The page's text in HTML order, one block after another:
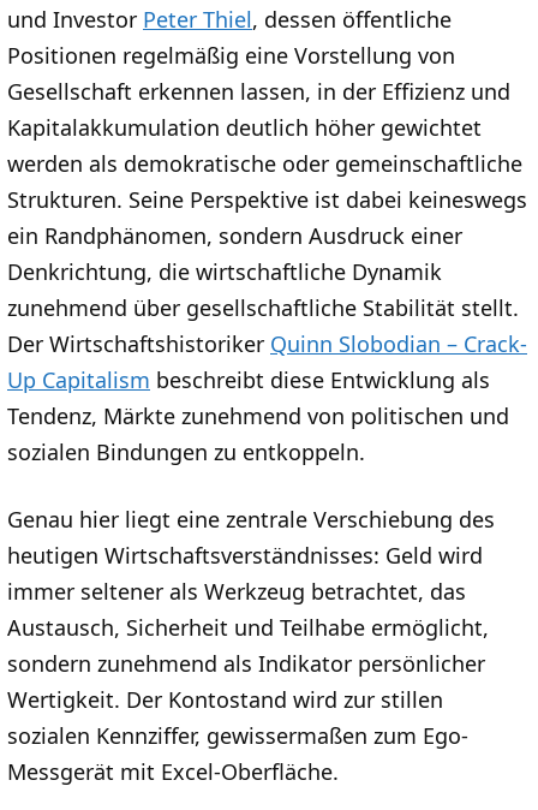
und Investor Peter Thiel, dessen öffentliche
Positionen regelmäßig eine Vorstellung von
Gesellschaft erkennen lassen, in der Effizienz und
Kapitalakkumulation deutlich höher gewichtet
werden als demokratische oder gemeinschaftliche
Strukturen. Seine Perspektive ist dabei keineswegs
ein Randphänomen, sondern Ausdruck einer
Denkrichtung, die wirtschaftliche Dynamik
zunehmend über gesellschaftliche Stabilität stellt.
Der Wirtschaftshistoriker Quinn Slobodian – Crack-
Up Capitalism beschreibt diese Entwicklung als
Tendenz, Märkte zunehmend von politischen und
sozialen Bindungen zu entkoppeln.
Genau hier liegt eine zentrale Verschiebung des
heutigen Wirtschaftsverständnisses: Geld wird
immer seltener als Werkzeug betrachtet, das
Austausch, Sicherheit und Teilhabe ermöglicht,
sondern zunehmend als Indikator persönlicher
Wertigkeit. Der Kontostand wird zur stillen
sozialen Kennziffer, gewissermaßen zum Ego-
Messgerät mit Excel-Oberfläche.